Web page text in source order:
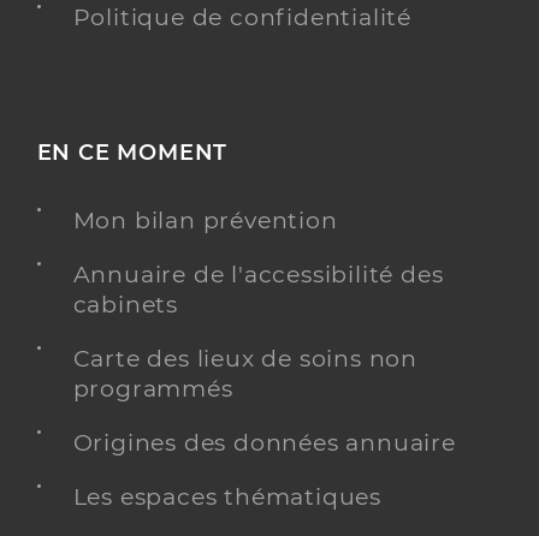
Politique de confidentialité
EN CE MOMENT
Mon bilan prévention
Annuaire de l'accessibilité des
cabinets
Carte des lieux de soins non
programmés
Origines des données annuaire
Les espaces thématiques